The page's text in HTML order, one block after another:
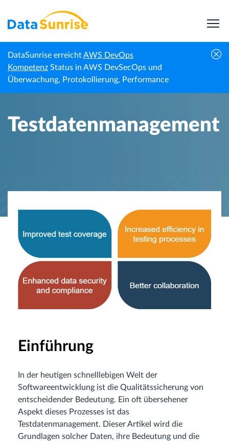
DataSunrise erreichtAWS DevOps
Kompetenz Status in AWS DevSecOps und
Überwachung, Protokollierung, Performance
Startseite Wissenszentrum Testdatenmanagement
Testdatenmanagement
Einführung
In der heutigen schnelllebigen Welt der
Softwareentwicklung ist die Qualitätssicherung von
entscheidender Bedeutung. Ein oft übersehener
Aspekt dieses Prozesses ist das
Testdatenmanagement. Dieser Artikel wird die
Grundlagen solcher Daten, ihre Bedeutung und die